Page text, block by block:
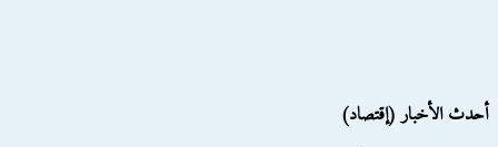
أحدث الأخبار (إقتصاد)